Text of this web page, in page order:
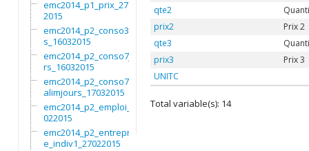
emc2014_p1_prix_2702
2015
emc2014_p2_conso3moi
s_16032015
emc2014_p2_conso7jou
rs_16032015
emc2014_p2_conso7non
alimjours_17032015
emc2014_p2_emploi_27
022015
emc2014_p2_entrepris
e_indiv1_27022015
qte2
prix2
Prix 2
qte3
prix3
Prix 3
UNITC
Total variable(s): 14